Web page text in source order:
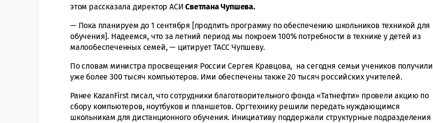
этом рассказала директор АСИ Светлана Чупшева.
— Пока планируем до 1 сентября [продлить программу по обеспечению школьников техникой для
обучения]. Надеемся, что за летний период мы покроем 100% потребности в технике у детей из
малообеспеченных семей, — цитирует ТАСС Чупшеву.
По словам министра просвещения России Сергея Кравцова, на сегодня семьи учеников получили
уже более 300 тысяч компьютеров. Ими обеспечены также 20 тысяч российских учителей.
Ранее KazanFirst писал, что сотрудники благотворительного фонда «Татнефти» провели акцию по
сбору компьютеров, ноутбуков и планшетов. Оргтехнику решили передать нуждающимся
школьникам для дистанционного обучения. Инициативу поддержали структурные подразделения